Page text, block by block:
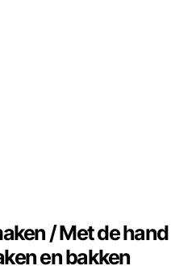
/ Met de hand
en bakken